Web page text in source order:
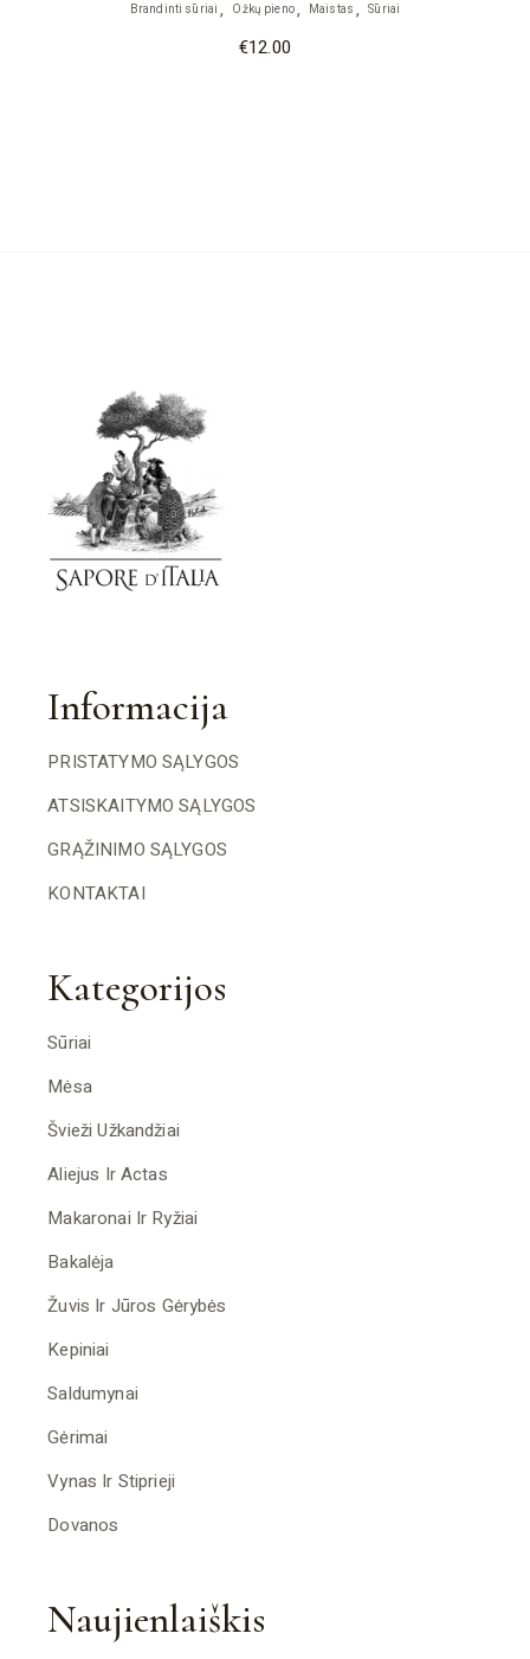
Brandinti sūriai Ožkų pieno Maistas Sūriai
€12.00
Informacija
PRISTATYMO SĄLYGOS
ATSISKAITYMO SĄLYGOS
GRĄŽINIMO SĄLYGOS
KONTAKTAI
Kategorijos
Sūriai
Mėsa
Švieži Užkandžiai
Aliejus Ir Actas
Makaronai Ir Ryžiai
Bakalėja
Žuvis Ir Jūros Gėrybės
Kepiniai
Saldumynai
Gėrimai
Vynas Ir Stiprieji
Dovanos
Naujienlaiškis